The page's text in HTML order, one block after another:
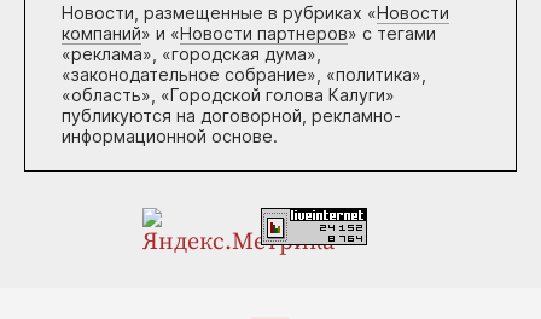
Новости, размещенные в рубриках «Новости
компаний» и «Новости партнеров» с тегами
«реклама», «городская дума»,
«законодательное собрание», «политика»,
«область», «Городской голова Калуги»
публикуются на договорной, рекламно-
информационной основе.